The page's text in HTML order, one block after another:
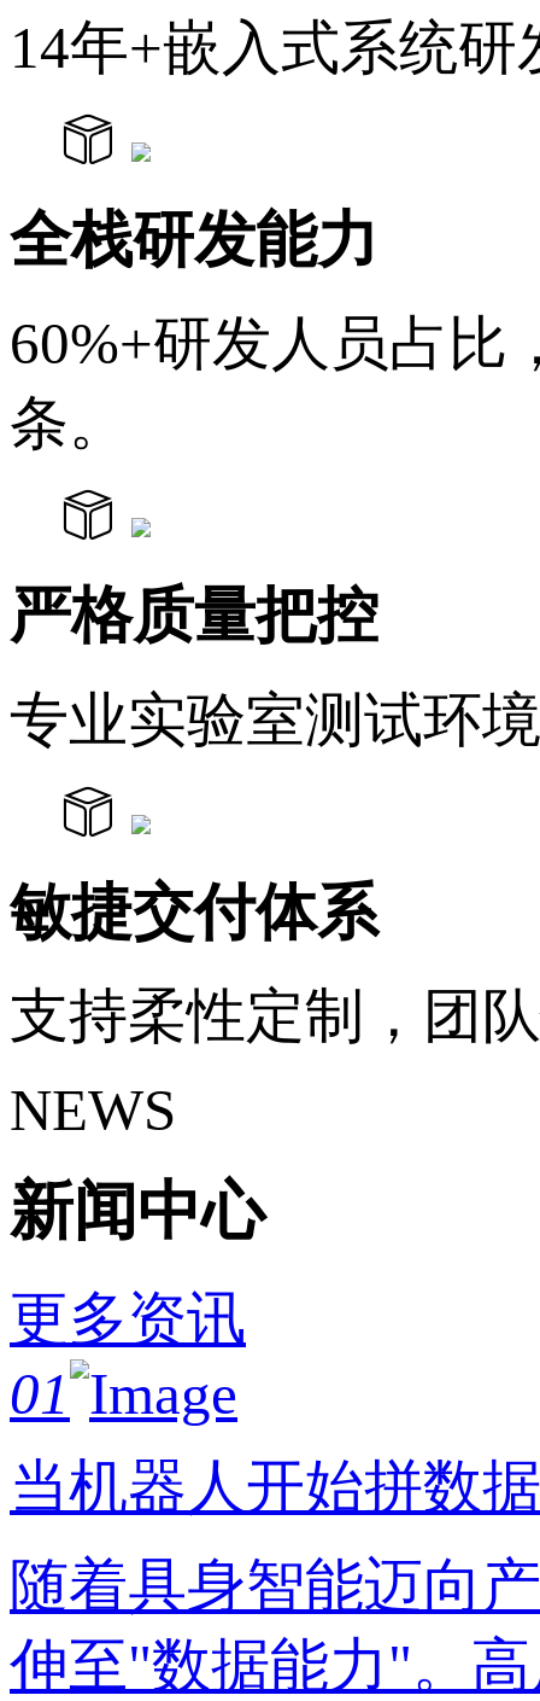
14年+嵌入式系统研
全栈研发能力
60%+研发人员占比
条。
严格质量把控
专业实验室测试环
敏捷交付体系
支持柔性定制，团
NEWS
新闻中心
更多资讯
01
当机器人开始拼数
随着具身智能迈向
伸至"数据能力"。